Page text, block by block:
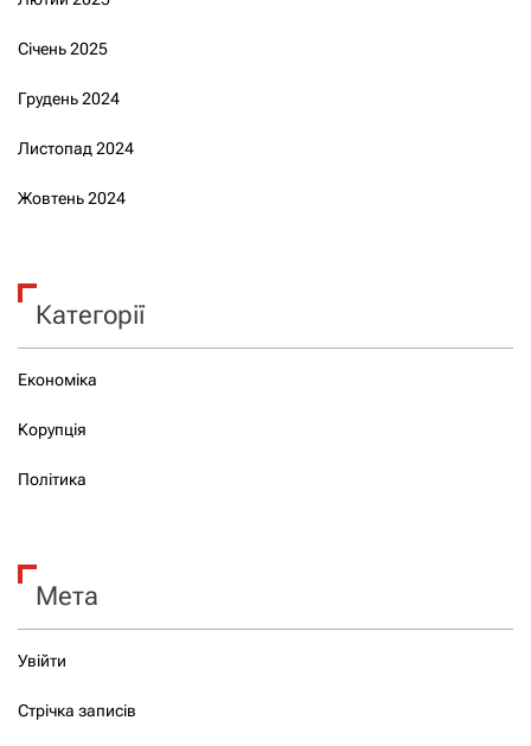
Січень 2025
Грудень 2024
Листопад 2024
Жовтень 2024
Категорії
Економіка
Корупція
Політика
Мета
Увійти
Стрічка записів